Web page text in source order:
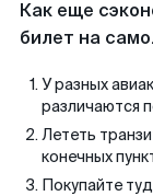
Как еще
билет на
У разных
различаются
Лететь
конечных
Покупайте